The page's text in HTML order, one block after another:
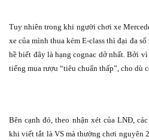
Tuy nhiên trong khi người chơi xe
xe của mình thua kém E-class thì đại đa
hề biết đây là hạng cognac dở nhất. Bởi
tiếng mua rượu “tiêu chuẩn thấp”, cho dù
Bên cạnh đó, theo nhận xét của LNĐ,
khi viết tắt là VS mà thường chơi nguyên